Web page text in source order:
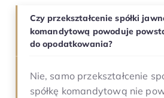
Czy przekształcenie spółki
komandytową powoduje
do opodatkowania?
Nie, samo przekształcenie
spółkę komandytową nie